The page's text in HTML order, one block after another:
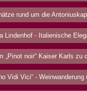
rund um die
Lindenhof - Italienische
„Pinot noir“ Kaiser Karls zu
Vidi Vici“ -